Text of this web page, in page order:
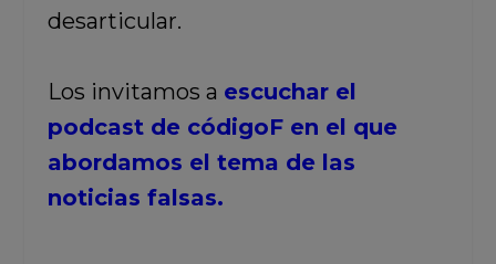
desarticular.
Los invitamos a escuchar el
podcast de códigoF en el que
abordamos el tema de las
noticias falsas.